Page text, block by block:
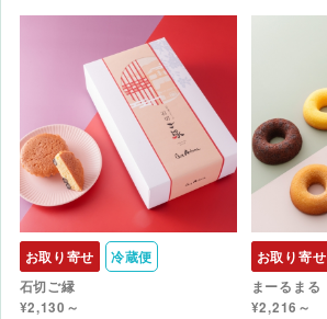
お取り寄せ
冷蔵便
石切ご縁
¥2,130～
お取り寄せ
まーるまる
¥2,216～